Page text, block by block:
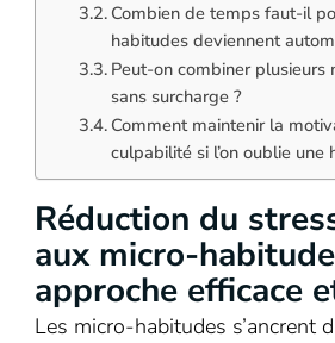
Combien de temps faut-il
habitudes deviennent
Peut-on combiner plusieurs
sans surcharge ?
Comment maintenir la
culpabilité si l’on oublie une
Réduction du
aux micro-
approche efficace
Les micro-habitudes s’ancrent